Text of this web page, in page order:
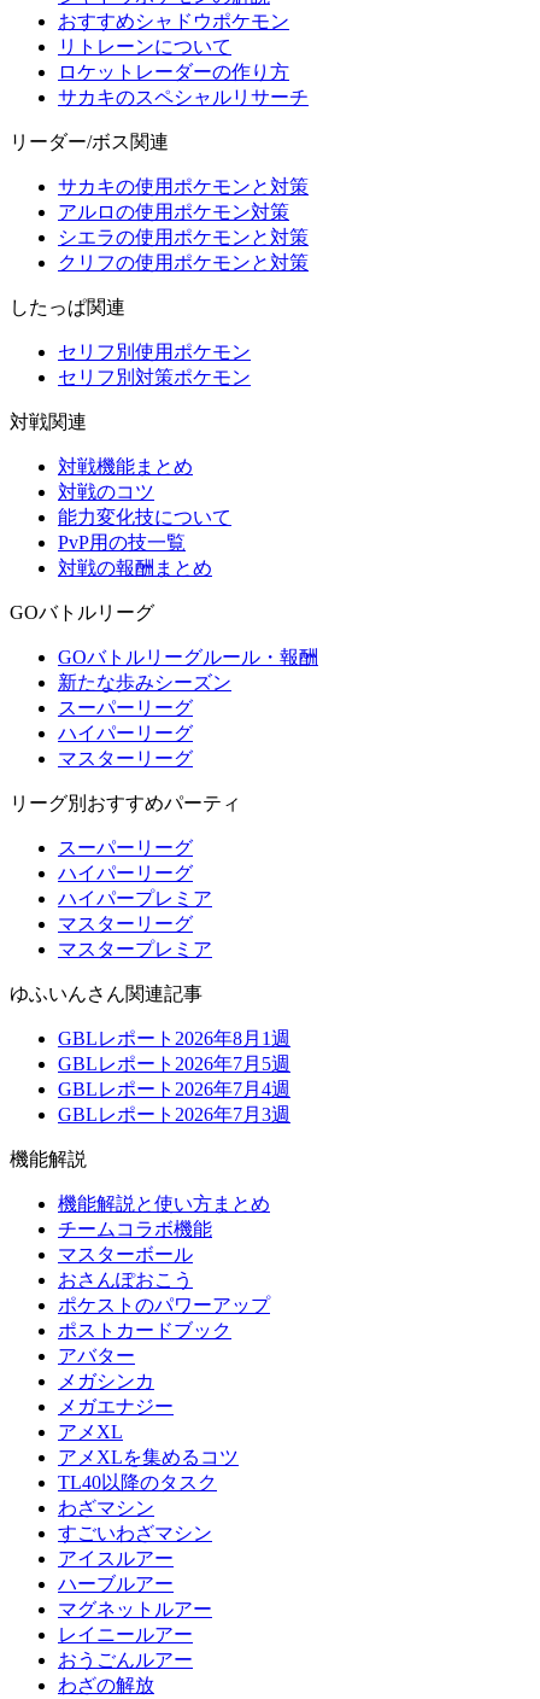
おすすめシャドウポケモン
リトレーンについて
ロケットレーダーの作り方
サカキのスペシャルリサーチ
リーダー/ボス関連
サカキの使用ポケモンと対策
アルロの使用ポケモン対策
シエラの使用ポケモンと対策
クリフの使用ポケモンと対策
したっぱ関連
セリフ別使用ポケモン
セリフ別対策ポケモン
対戦関連
対戦機能まとめ
対戦のコツ
能力変化技について
PvP用の技一覧
対戦の報酬まとめ
GOバトルリーグ
GOバトルリーグルール・報酬
新たな歩みシーズン
スーパーリーグ
ハイパーリーグ
マスターリーグ
リーグ別おすすめパーティ
スーパーリーグ
ハイパーリーグ
ハイパープレミア
マスターリーグ
マスタープレミア
ゆふいんさん関連記事
GBLレポート2026年8月1週
GBLレポート2026年7月5週
GBLレポート2026年7月4週
GBLレポート2026年7月3週
機能解説
機能解説と使い方まとめ
チームコラボ機能
マスターボール
おさんぽおこう
ポケストのパワーアップ
ポストカードブック
アバター
メガシンカ
メガエナジー
アメXL
アメXLを集めるコツ
TL40以降のタスク
わざマシン
すごいわざマシン
アイスルアー
ハーブルアー
マグネットルアー
レイニールアー
おうごんルアー
わざの解放